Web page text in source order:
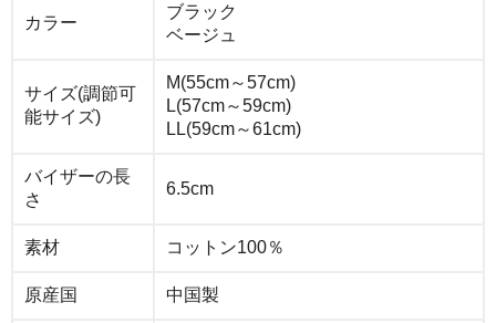
カラー
ブラック
ベージュ
サイズ(調節可
能サイズ)
M(55cm～57cm)
L(57cm～59cm)
LL(59cm～61cm)
バイザーの長
さ
6.5cm
素材 コットン100％
原産国 中国製